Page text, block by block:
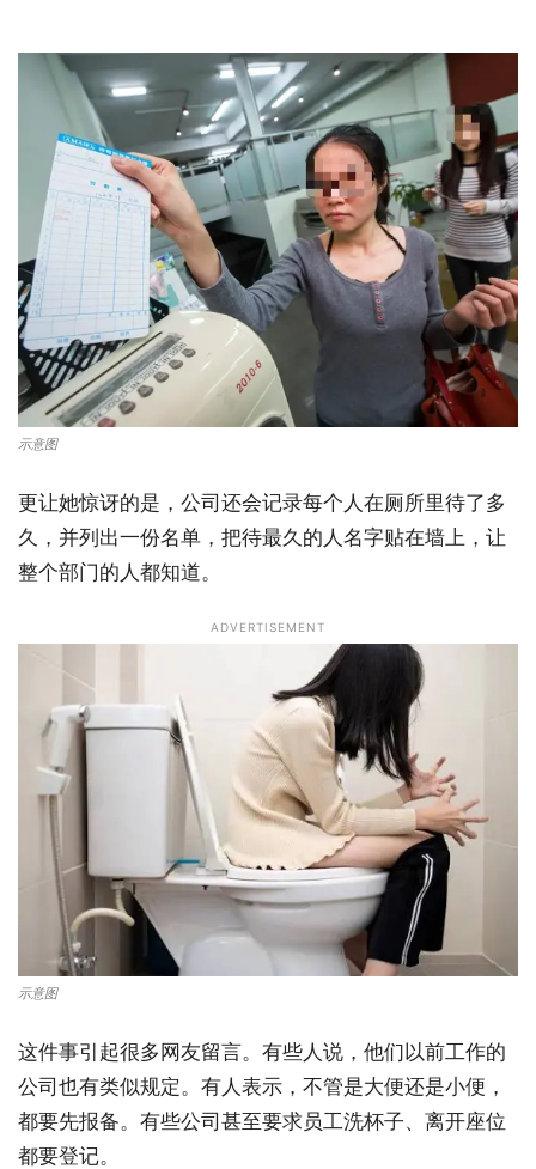
示意图
更让她惊讶的是，公司还会记录每个人在厕所里待了多
久，并列出一份名单，把待最久的人名字贴在墙上，让
整个部门的人都知道。
ADVERTISEMENT
示意图
这件事引起很多网友留言。有些人说，他们以前工作的
公司也有类似规定。有人表示，不管是大便还是小便，
都要先报备。有些公司甚至要求员工洗杯子、离开座位
都要登记。